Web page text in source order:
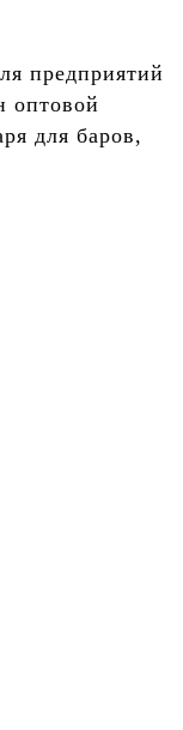
предприятий
оптовой
для баров,